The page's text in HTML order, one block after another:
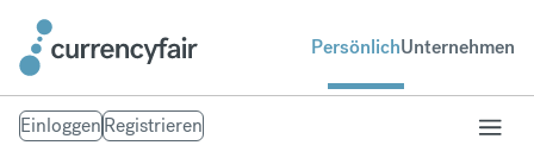
PersönlichUnternehmen
EinloggenRegistrieren